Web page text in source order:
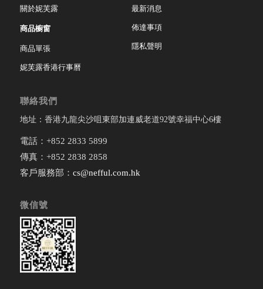
關於妮芙露
商品櫥窗
商品單張
妮芙露香港行事曆
最新消息
佈達事項
隱私聲明
聯絡我們
地址：香港九龍尖沙咀東部加連威老道92號幸福中心6樓
電話：+852 2833 5899
傳真：+852 2838 2858
客戶服務部： cs@nefful.com.hk
微信號